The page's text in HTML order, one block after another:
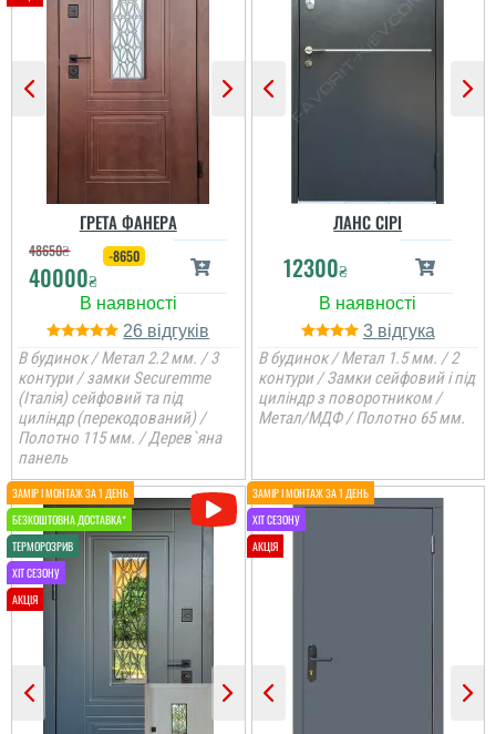
Дуже задоволений
послугами данної
компанії. Все виконало
вчасно, акуратно та
добротні в квартиру, то
це саме ця модель і по
ціні і по параметрам.
Спрацювали швидко і
акуратно....
За свої гроші дуже
гідний варіант для
квартири — міцні,
практичні та без зайвої
переплати.
Ірина
одне зі склопакетом цієї
моделі.
ГРЕТА ФАНЕРА
48650₴
40000₴
-8650
26
В будинок / Метал 2.2 мм. / 3
контури / замки Securemme
(Італія) сейфовий та під
циліндр (перекодований) /
Полотно 115 мм. / Дерев`яна
панель
ЛАНС СІРІ
12300₴
3
В будинок / Метал 1.5 мм. / 2
контури / Замки сейфовий і під
циліндр з поворотником /
Метал/МДФ / Полотно 65 мм.